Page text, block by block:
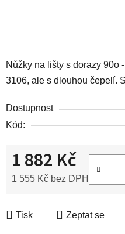
Nůžky na lišty s dorazy 90o
3106, ale s dlouhou čepelí.
Dostupnost
Kód:
1 882 Kč
1 555 Kč bez DPH
Tisk Zeptat se